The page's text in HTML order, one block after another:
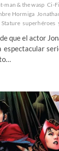
man & the wasp Ci-Fi
Hormiga
Stature superhéroes
que el actor
espectacular